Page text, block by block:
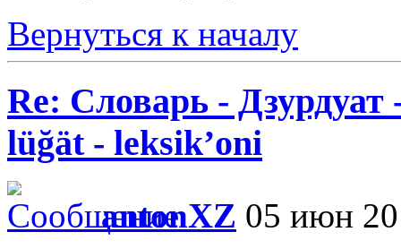
Вернуться к началу
Re: Словарь -
lüğät - leksik’oni
antonXZ 05 июн